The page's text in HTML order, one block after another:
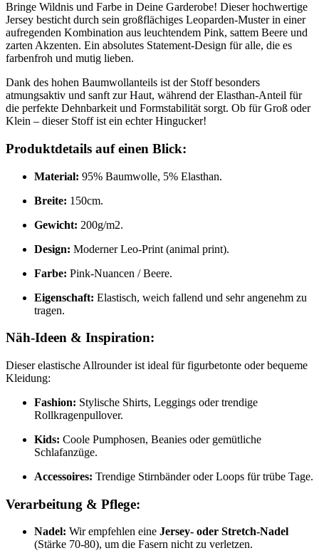
Bringe Wildnis und Farbe in Deine Garderobe! Dieser hochwertige
Jersey besticht durch sein großflächiges Leoparden-Muster in einer
aufregenden Kombination aus leuchtendem Pink, sattem Beere und
zarten Akzenten. Ein absolutes Statement-Design für alle, die es
farbenfroh und mutig lieben.
Dank des hohen Baumwollanteils ist der Stoff besonders
atmungsaktiv und sanft zur Haut, während der Elasthan-Anteil für
die perfekte Dehnbarkeit und Formstabilität sorgt. Ob für Groß oder
Klein – dieser Stoff ist ein echter Hingucker!
Produktdetails auf einen Blick:
Material: 95% Baumwolle, 5% Elasthan.
Breite: 150cm.
Gewicht: 200g/m2.
Design: Moderner Leo-Print (animal print).
Farbe: Pink-Nuancen / Beere.
Eigenschaft: Elastisch, weich fallend und sehr angenehm zu
tragen.
Näh-Ideen & Inspiration:
Dieser elastische Allrounder ist ideal für figurbetonte oder bequeme
Kleidung:
Fashion: Stylische Shirts, Leggings oder trendige
Rollkragenpullover.
Kids: Coole Pumphosen, Beanies oder gemütliche
Schlafanzüge.
Accessoires: Trendige Stirnbänder oder Loops für trübe Tage.
Verarbeitung & Pflege:
Nadel: Wir empfehlen eine Jersey- oder Stretch-Nadel
(Stärke 70-80), um die Fasern nicht zu verletzen.